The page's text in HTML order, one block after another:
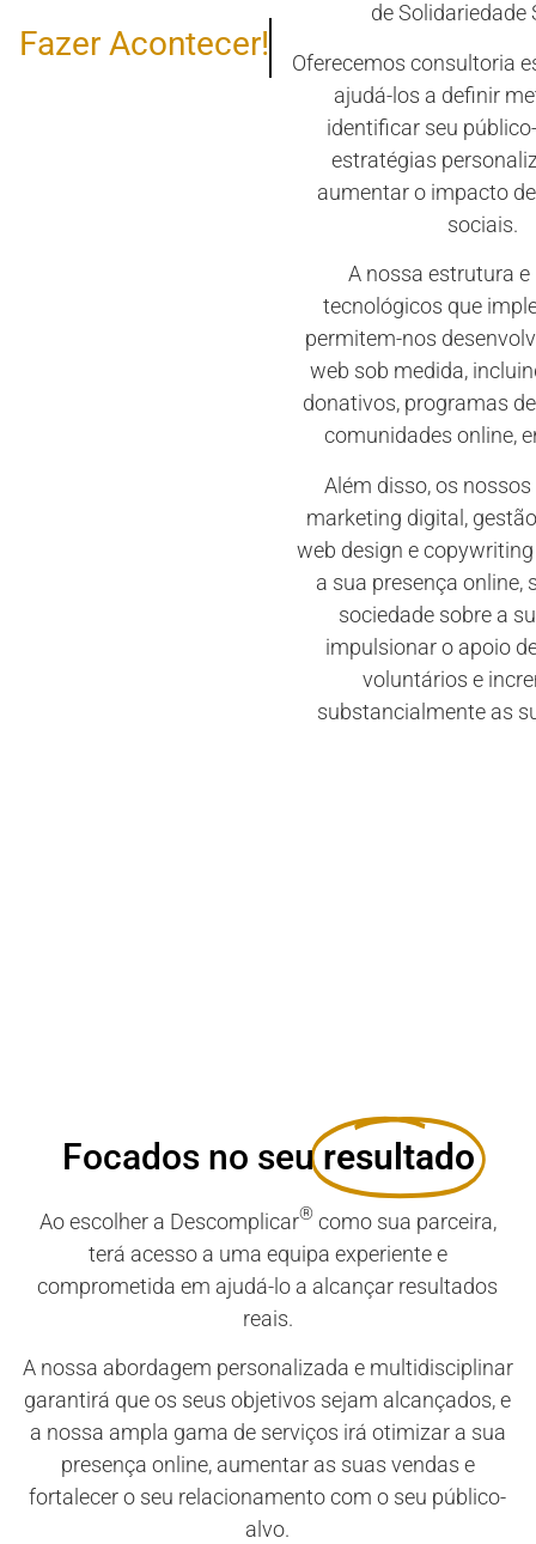
Fazer Acontecer!
de Solidariedade
Oferecemos consultoria
ajudá-los a definir
identificar seu
estratégias
aumentar o impacto
sociais.
A nossa estrutura
tecnológicos que
permitem-nos
web sob medida,
donativos, programas
comunidades online,
Além disso, os
marketing digital,
web design e
a sua presença online,
sociedade sobre a
impulsionar o apoio
voluntários e
substancialmente as
Focados no seu resultado​
Ao escolher a Descomplicar®como sua parceira,
terá acesso a uma equipa experiente e
comprometida em ajudá-lo a alcançar resultados
reais.
A nossa abordagem personalizada e multidisciplinar
garantirá que os seus objetivos sejam alcançados, e
a nossa ampla gama de serviços irá otimizar a sua
presença online, aumentar as suas vendas e
fortalecer o seu relacionamento com o seu público-
alvo.